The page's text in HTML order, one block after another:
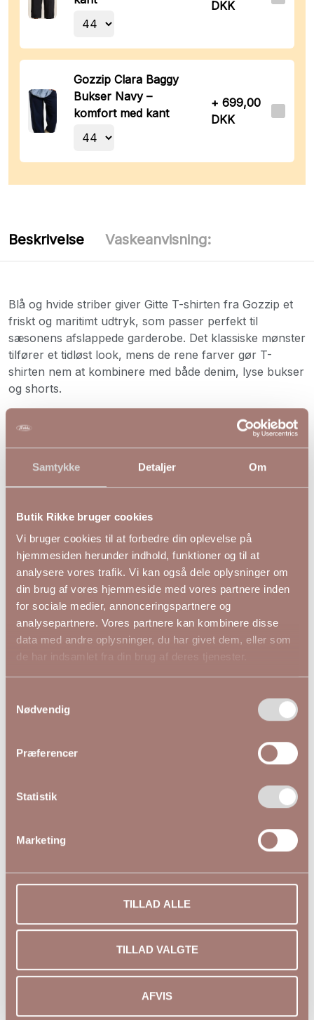
Samtykke Detaljer Om
Butik Rikke bruger cookies
Vi bruger cookies til at forbedre din oplevelse på
hjemmesiden herunder indhold, funktioner og til at
analysere vores trafik. Vi kan også dele oplysninger om
din brug af vores hjemmeside med vores partnere inden
for sociale medier, annonceringspartnere og
analysepartnere. Vores partnere kan kombinere disse
data med andre oplysninger, du har givet dem, eller som
de har indsamlet fra din brug af deres tjenester.
Nødvendig
Præferencer
Statistik
Marketing
TILLAD ALLE
TILLAD VALGTE
AFVIS
DKK
Gozzip Clara Baggy
Bukser Navy –
komfort med kant
+ 699,00
DKK
Beskrivelse Vaskeanvisning:
Blå og hvide striber giver Gitte T-shirten fra Gozzip et
friskt og maritimt udtryk, som passer perfekt til
sæsonens afslappede garderobe. Det klassiske mønster
tilfører et tidløst look, mens de rene farver gør T-
shirten nem at kombinere med både denim, lyse bukser
og shorts.
Den bløde viskosekvalitet med stræk føles behagelig
mod huden og sikrer en komfortabel pasform dagen
igennem. De nedfaldne skuldre skaber et afslappet
look, mens den let afrundede afslutning giver en flot
silhuet og ekstra bevægelsesfrihed.
Pasform:Afslappet og rummelig pasform
Detaljer:Rund hals, korte ærmer, nedfaldne skuldre,
afrundet kant og blå-hvide striber
Materiale:Viskosekvalitet med stræk (95% viskose, 5%
elastan)
S
M L
XL
Bryst
118 128 138
148
Hofte
122 132 142
152
Længde 68/75 69/76 70/77 71/78
Andre kiggede på